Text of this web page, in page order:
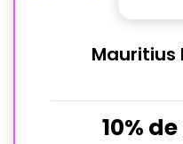
Mauritius
10%